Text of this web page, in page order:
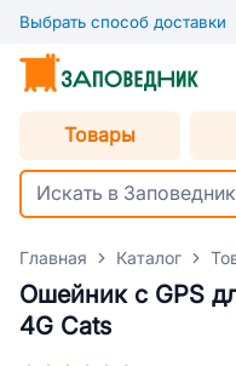
Выбрать способ доставки
Товары
Главная Каталог
Ошейник с GPS
4G Cats